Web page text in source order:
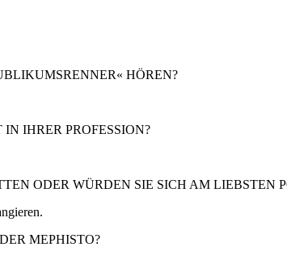
HÖREN?
IHRER PROFESSION?
ODER WÜRDEN SIE SICH AM LIEBSTEN
MEPHISTO?